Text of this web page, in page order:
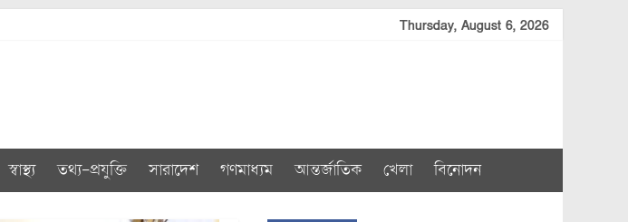
Thursday, August 6, 2026
স্বাস্থ্য তথ্য-প্রযুক্তি সারাদেশ গণমাধ্যম আন্তর্জাতিক খেলা বিনোদন